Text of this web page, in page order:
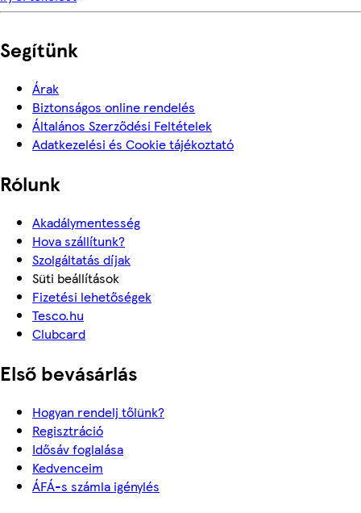
Segítünk
Árak
Biztonságos online rendelés
Általános Szerződési Feltételek
Adatkezelési és Cookie tájékoztató
Rólunk
Akadálymentesség
Hova szállítunk?
Szolgáltatás díjak
Süti beállítások
Fizetési lehetőségek
Tesco.hu
Clubcard
Első bevásárlás
Hogyan rendelj tőlünk?
Regisztráció
Idősáv foglalása
Kedvenceim
ÁFÁ-s számla igénylés